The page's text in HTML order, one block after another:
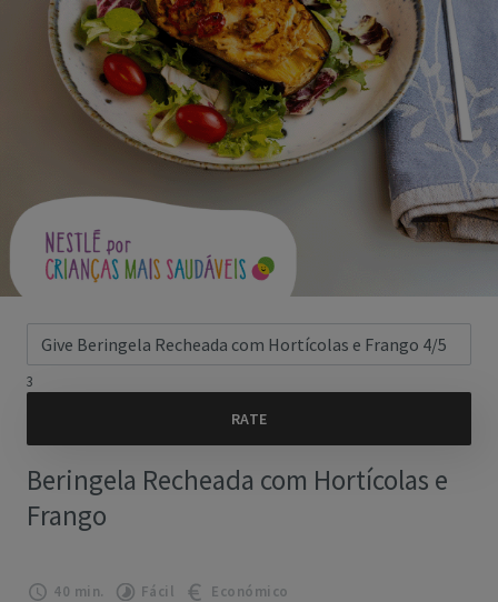
3
Beringela Recheada com Hortícolas e
Frango
40 min. Fácil Económico